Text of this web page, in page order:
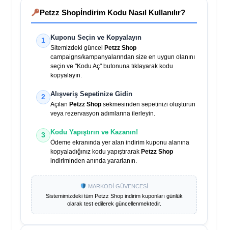
Petzz Shopİndirim Kodu Nasıl Kullanılır?
1 Kuponu Seçin ve Kopyalayın
Sitemizdeki güncel
Petzz Shop
campaigns/kampanyalarından size en uygun olanını
seçin ve "Kodu Aç" butonuna tıklayarak kodu
kopyalayın.
2 Alışveriş Sepetinize Gidin
Açılan Petzz Shop sekmesinden sepetinizi oluşturun
veya rezervasyon adımlarına ilerleyin.
3 Kodu Yapıştırın ve Kazanın!
Ödeme ekranında yer alan indirim kuponu alanına
kopyaladığınız kodu yapıştırarak Petzz Shop
indiriminden anında yararlanın.
MARKODİ GÜVENCESİ
Sistemimizdeki tüm Petzz Shopindirim kuponları günlük
olarak test edilerek güncellenmektedir.